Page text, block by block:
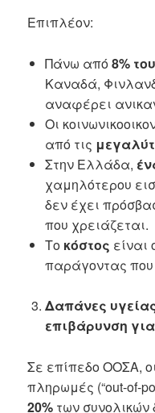
Επιπλέον:
Πάνω από8%
Καναδά,
αναφέρει
Οι
από τις
Στην Ελλάδα,
χαμηλότερου
δεν έχει
που χρειάζεται.
Το κόστος είναι
παράγοντας που
Δαπάνες
επιβάρυνση
Σε επίπεδο ΟΟΣΑ,
πληρωμές (“out-of-
20% των